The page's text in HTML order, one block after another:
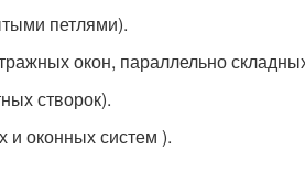
петлями).
окон, параллельно
створок).
оконных систем ).